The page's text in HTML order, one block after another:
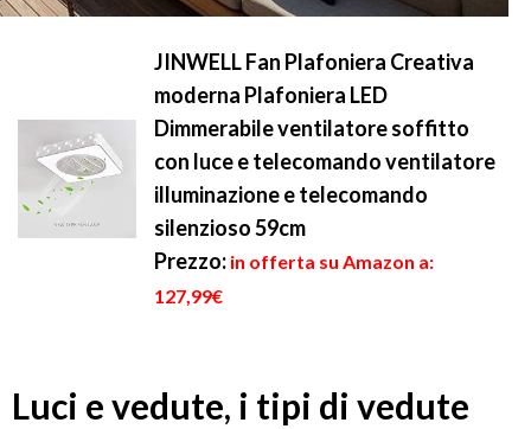
JINWELL Fan Plafoniera Creativa
moderna Plafoniera LED
Dimmerabile ventilatore soffitto
con luce e telecomando ventilatore
illuminazione e telecomando
silenzioso 59cm
Prezzo: in offerta su Amazon a:
127,99€
Luci e vedute, i tipi di vedute